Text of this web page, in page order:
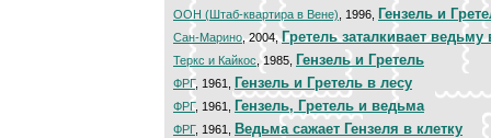
ООН (Штаб-квартира в Вене) , 1996, Гензель и
Сан-Марино, 2004, Гретель заталкивает ведьму
Теркс и Кайкос , 1985, Гензель и Гретель
ФРГ, 1961, Гензель и Гретель в лесу
ФРГ, 1961, Гензель, Гретель и ведьма
ФРГ, 1961, Ведьма сажает Гензеля в клетку